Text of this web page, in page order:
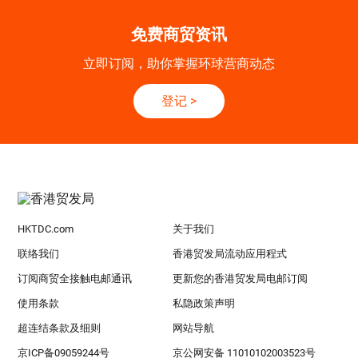
免费商贸资讯
立即订阅，助你掌握环球营商动态
登记 >
HKTDC.com 关于我们
联络我们 香港贸发局流动应用程式
订阅商贸全接触电邮通讯 更新您的香港贸发局电邮订阅
使用条款 私隐政策声明
超连结条款及细则 网站导航
京ICP备09059244号 京公网安备 11010102003523号